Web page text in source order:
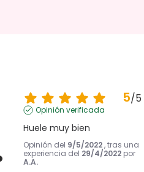
5/5
Opinión verificada
Huele muy bien
Opinión del 9/5/2022 , tras una
experiencia del 29/4/2022 por
A.A.